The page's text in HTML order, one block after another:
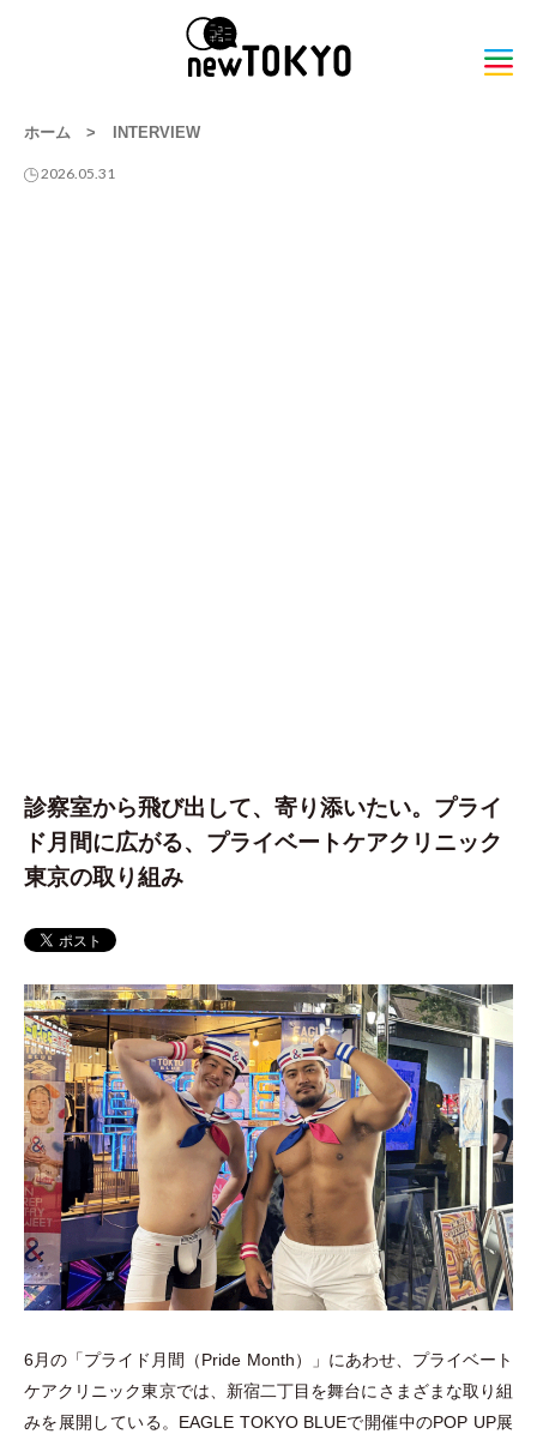
ホーム > INTERVIEW
2026.05.31
診察室から飛び出して、寄り添いたい。プライ
ド月間に広がる、プライベートケアクリニック
東京の取り組み
6月の 「プライド月間 （Pride Month） 」 にあわせ、プライベート
ケアクリニック東京では、新宿二丁目を舞台にさまざまな取り組
みを展開している。EAGLE TOKYO BLUEで開催中のPOP UP展